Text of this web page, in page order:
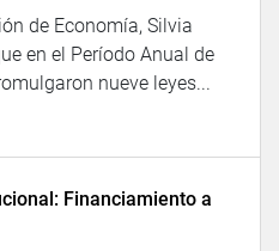
de Economía, Silvia
en el Período Anual de
nueve leyes...
Financiamiento a